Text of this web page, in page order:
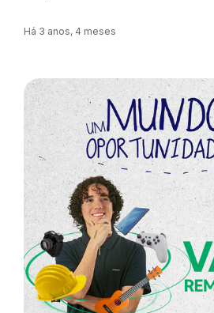
Há 3 anos, 4 meses